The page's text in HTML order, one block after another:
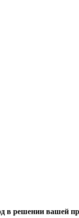
в решении вашей